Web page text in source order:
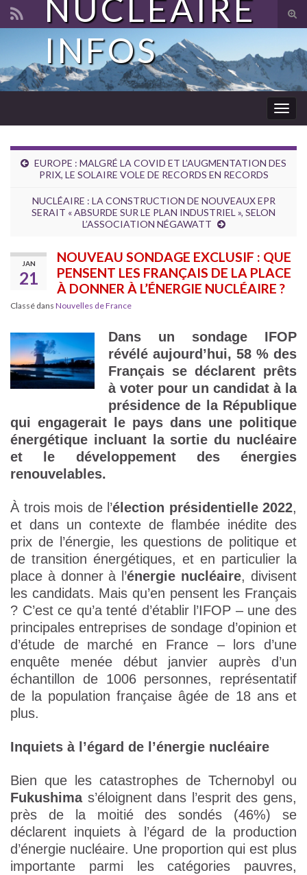
Search for:
NUCLÉAIRE
INFOS
EUROPE : MALGRÉ LA COVID ET L’AUGMENTATION DES
PRIX, LE SOLAIRE VOLE DE RECORDS EN RECORDS
NUCLÉAIRE : LA CONSTRUCTION DE NOUVEAUX EPR
SERAIT « ABSURDE SUR LE PLAN INDUSTRIEL », SELON
L’ASSOCIATION NÉGAWATT
JAN
21
NOUVEAU SONDAGE EXCLUSIF : QUE
PENSENT LES FRANÇAIS DE LA PLACE
À DONNER À L’ÉNERGIE NUCLÉAIRE ?
Classé dans Nouvelles de France
Dans un sondage IFOP
révélé aujourd’hui, 58 % des
Français se déclarent prêts
à voter pour un candidat à la
présidence de la République
qui engagerait le pays dans une politique
énergétique incluant la sortie du nucléaire
et le développement des énergies
renouvelables.
À trois mois de l’élection présidentielle 2022,
et dans un contexte de flambée inédite des
prix de l’énergie, les questions de politique et
de transition énergétiques, et en particulier la
place à donner à l’énergie nucléaire, divisent
les candidats. Mais qu’en pensent les Français
? C’est ce qu’a tenté d’établir l’IFOP – une des
principales entreprises de sondage d’opinion et
d’étude de marché en France – lors d’une
enquête menée début janvier auprès d’un
échantillon de 1006 personnes, représentatif
de la population française âgée de 18 ans et
plus.
Inquiets à l’égard de l’énergie nucléaire
Bien que les catastrophes de Tchernobyl ou
Fukushimas’éloignent dans l’esprit des gens,
près de la moitié des sondés (46%) se
déclarent inquiets à l’égard de la production
d’énergie nucléaire. Une proportion qui est plus
importante parmi les catégories pauvres,